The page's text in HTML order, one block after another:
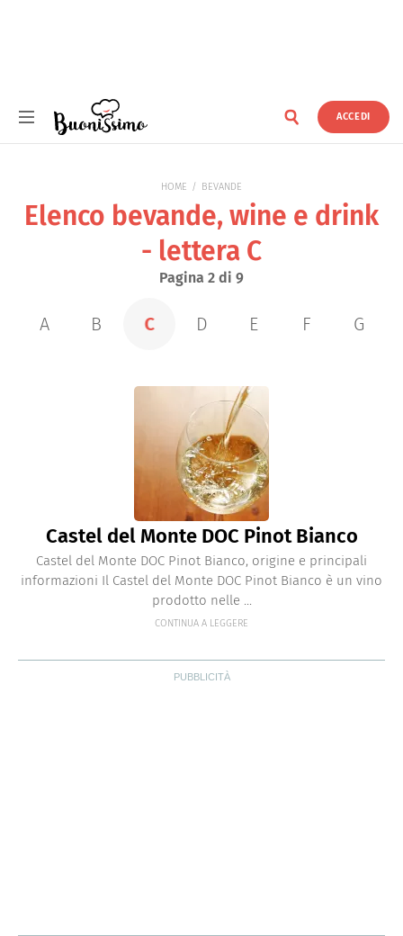
ACCEDI
HOME BEVANDE
Elenco bevande, wine e drink
- lettera C
Pagina 2 di 9
A B C D E F G
Castel del Monte DOC Pinot Bianco
Castel del Monte DOC Pinot Bianco, origine e principali
informazioni Il Castel del Monte DOC Pinot Bianco è un vino
prodotto nelle ...
CONTINUA A LEGGERE